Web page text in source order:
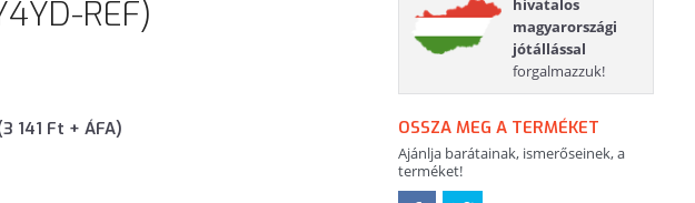
REF)
141 Ft + ÁFA)
hivatalos
magyarországi
jótállással
forgalmazzuk!
OSSZA MEG A TERMÉKET
Ajánlja barátainak, ismerőseinek, a
terméket!